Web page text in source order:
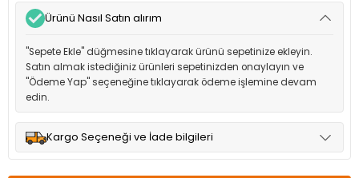
Ürünü Nasıl Satın alırım
"Sepete Ekle" düğmesine tıklayarak ürünü sepetinize ekleyin.
Satın almak istediğiniz ürünleri sepetinizden onaylayın ve
"Ödeme Yap" seçeneğine tıklayarak ödeme işlemine devam
edin.
Kargo Seçeneği ve İade bilgileri